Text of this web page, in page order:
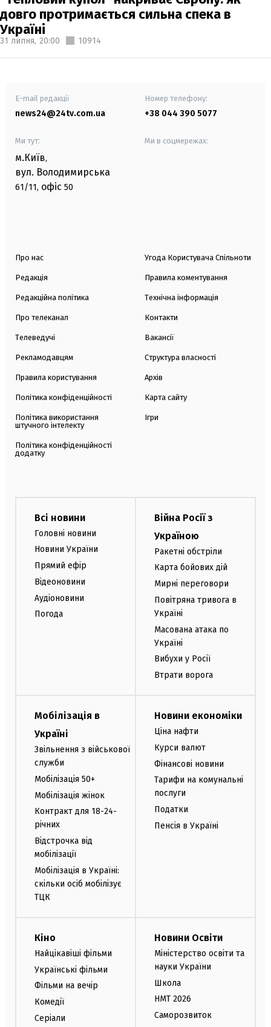
довго протримається сильна спека в
Україні
31 липня, 20:00 10914
E-mail редакції
news24@24tv.com.ua
Номер телефону:
+38 044 390 5077
Ми тут:
м.Київ,
вул. Володимирська
61/11, офіс 50
Ми в соцмережах:
Про нас
Редакція
Редакційна політика
Про телеканал
Телеведучі
Рекламодавцям
Правила користування
Політика конфіденційності
Політика використання
штучного інтелекту
Політика конфіденційності
додатку
Угода Користувача Спільноти
Правила коментування
Технічна інформація
Контакти
Вакансії
Структура власності
Архів
Карта сайту
Ігри
Всі новини
Головні новини
Новини України
Прямий ефір
Відеоновини
Аудіоновини
Погода
Війна Росії з
Україною
Ракетні обстріли
Карта бойових дій
Мирні переговори
Повітряна тривога в
Україні
Масована атака по
Україні
Вибухи у Росії
Втрати ворога
Мобілізація в
Україні
Звільнення з військової
служби
Мобілізація 50+
Мобілізація жінок
Контракт для 18-24-
річних
Відстрочка від
мобілізації
Мобілізація в Україні:
скільки осіб мобілізує
ТЦК
Новини економіки
Ціна нафти
Курси валют
Фінансові новини
Тарифи на комунальні
послуги
Податки
Пенсія в Україні
Кіно
Найцікавіші фільми
Українські фільми
Фільми на вечір
Комедії
Серіали
Новини Освіти
Міністерство освіти та
науки України
Школа
НМТ 2026
Саморозвиток